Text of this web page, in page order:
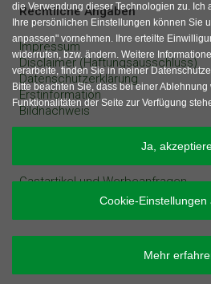
Rechtliche Angaben
Impressum
Disclaimer (Haftungsausschluss)
Datenschutzerklärung
Erstinformation
Bildnachweis
Gastartikel und Werbeanfragen
Inhaltsverzeichnis
die Verwendung dieser Technologien zu. Ich
Ihre persönlichen Einstellungen können Sie
anpassen" vornehmen. Ihre erteilte
widerrufen, bzw. ändern. Weitere
verarbeite, finden Sie in meiner
Bitte beachten Sie, dass bei einer
Funktionalitäten der Seite zur Verfügung
Ja,
Cookie-Einstellungen
Mehr